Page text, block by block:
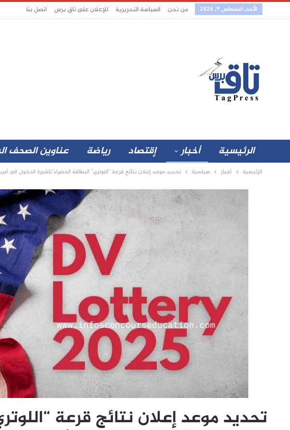
الأحد, أغسطس 9, 2026 من نحن السياسة التحريرية للإعلان على تاق برس اتصل بنا
الرئيسية أخبار إقتصاد رياضة عناوين الصحف
الرئيسية أخبار سياسية تحديد موعد إعلان نتائج قرعة “اللوتري” البطاقة الخضراء”تاشيرة الدخول الى
تحديد موعد إعلان نتائج قرعة